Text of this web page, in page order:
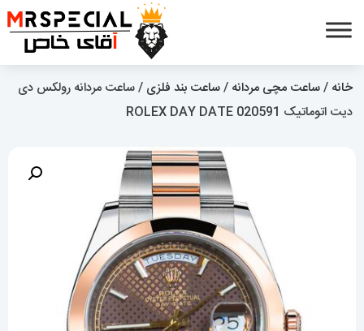
خانه /ساعت مچی مردانه /ساعت بند فلزی / ساعت مردانه رولکس دی
دیت اتوماتیک 020591 ROLEX DAY DATE